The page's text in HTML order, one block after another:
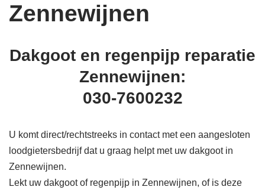
Zennewijnen
Dakgoot en regenpijp reparatie
Zennewijnen:
030-7600232
U komt direct/rechtstreeks in contact met een aangesloten
loodgietersbedrijf dat u graag helpt met uw dakgoot in
Zennewijnen.
Lekt uw dakgoot of regenpijp in Zennewijnen, of is deze